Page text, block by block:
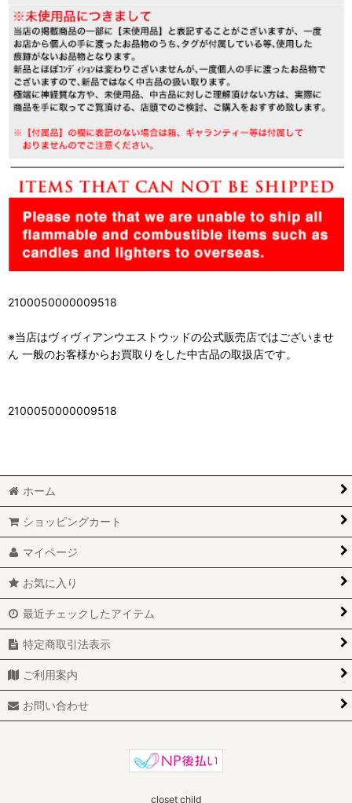
2100050000009518
※当店はヴィヴィアンウエストウッドの公式販売店ではございませ
ん 一般のお客様からお買取りをした中古品の取扱店です。
2100050000009518
ホーム
ショッピングカート
マイページ
お気に入り
最近チェックしたアイテム
特定商取引法表示
ご利用案内
お問い合わせ
closet child